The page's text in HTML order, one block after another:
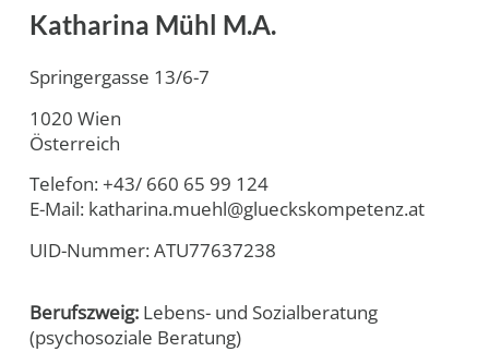
Katharina Mühl M.A.
Springergasse 13/6-7
1020 Wien
Österreich
Telefon: +43/ 660 65 99 124
E-Mail: katharina.muehl@glueckskompetenz.at
UID-Nummer: ATU77637238
Berufszweig:Lebens- und Sozialberatung
(psychosoziale Beratung)